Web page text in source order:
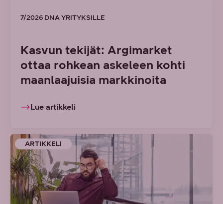
7/2026 DNA YRITYKSILLE
Kasvun tekijät: Argimarket
ottaa rohkean askeleen kohti
maanlaajuisia markkinoita
Lue artikkeli
ARTIKKELI